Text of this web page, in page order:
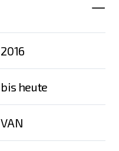
2016
bis heute
VAN